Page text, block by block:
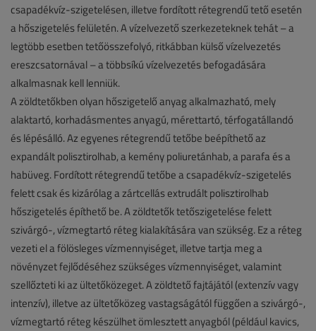
csapadékvíz-szigetelésen, illetve fordított rétegrendű tető esetén
a hőszigetelés felületén. A vízelvezető szerkezeteknek tehát – a
legtöbb esetben tetőösszefolyó, ritkábban külső vízelvezetés
ereszcsatornával – a többsíkú vízelvezetés befogadására
alkalmasnak kell lenniük.
A zöldtetőkben olyan hőszigetelő anyag alkalmazható, mely
alaktartó, korhadásmentes anyagú, mérettartó, térfogatállandó
és lépésálló. Az egyenes rétegrendű tetőbe beépíthető az
expandált polisztirolhab, a kemény poliuretánhab, a parafa és a
habüveg. Fordított rétegrendű tetőbe a csapadékvíz-szigetelés
felett csak és kizárólag a zártcellás extrudált polisztirolhab
hőszigetelés építhető be. A zöldtetők tetőszigetelése felett
szivárgó-, vízmegtartó réteg kialakítására van szükség. Ez a réteg
vezeti el a fölösleges vízmennyiséget, illetve tartja meg a
növényzet fejlődéséhez szükséges vízmennyiséget, valamint
szellőzteti ki az ültetőközeget. A zöldtető fajtájától (extenzív vagy
intenzív), illetve az ültetőközeg vastagságától függően a szivárgó-,
vízmegtartó réteg készülhet ömlesztett anyagból (például kavics,